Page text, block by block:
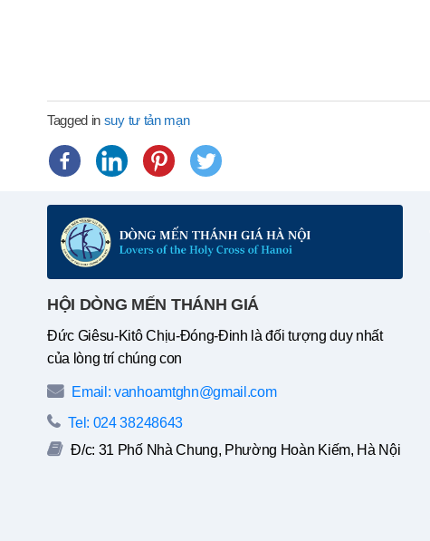
Tagged in suy tư tản mạn
HỘI DÒNG MẾN THÁNH GIÁ
Đức Giêsu-Kitô Chịu-Đóng-Đinh là đối tượng duy nhất
của lòng trí chúng con
Email: vanhoamtghn@gmail.com
Tel: 024 38248643
Đ/c: 31 Phố Nhà Chung, Phường Hoàn Kiếm, Hà Nội